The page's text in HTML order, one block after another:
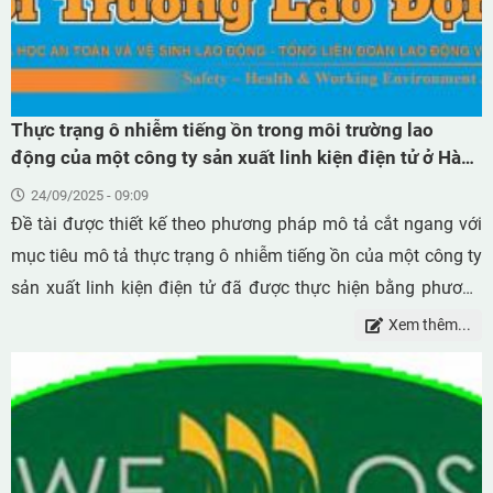
đường hô hấp dẫn đến phù phổi.
Thực trạng ô nhiễm tiếng ồn trong môi trường lao
động của một công ty sản xuất linh kiện điện tử ở Hà
Nam, năm 2023
24/09/2025 - 09:09
Đề tài được thiết kế theo phương pháp mô tả cắt ngang với
mục tiêu mô tả thực trạng ô nhiễm tiếng ồn của một công ty
sản xuất linh kiện điện tử đã được thực hiện bằng phương
pháp quan trắc môi trường lao động, kết hợp điều tra đặc
điểm loại tiếng ồn mà người lao động phải tiếp xúc bằng
bảng kiểm. Kết quả cho thấy: Trong 34 mẫu đo tiếng ồn môi
trường lao động có 26,5% mẫu đo tiếng ồn chung vượt quá
tiêu chuẩn cho phép; cường độ tiếng ồn cao nhất là
88,8dBA. Các mẫu tiếng ồn vượt tiêu chuẩn cho phép đều ở
Xem thêm...